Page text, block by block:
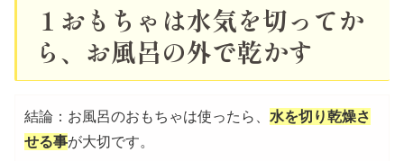
１おもちゃは水気を切ってか
ら、お風呂の外で乾かす
結論：お風呂のおもちゃは使ったら、 水を切り乾燥さ
せる事が大切です。